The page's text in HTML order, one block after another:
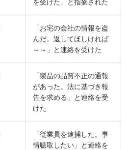
を受けた」と指摘された
「お宅の会社の情報を盗
んだ。返してほしければ
～～」と連絡を受けた
「製品の品質不正の通報
があった。法に基づき報
告を求める」と連絡を受
けた
「従業員を逮捕した。事
情聴取したい」と連絡を